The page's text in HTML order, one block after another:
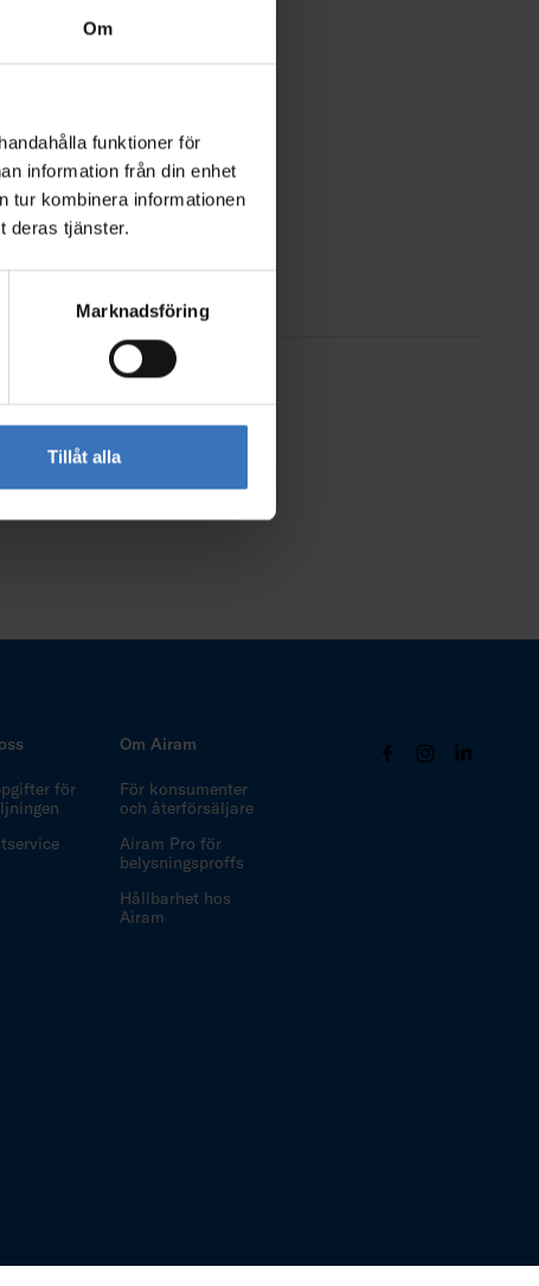
Om
funktioner för
information från din enhet
tur kombinera informationen
deras tjänster.
Marknadsföring
Tillåt alla
för
Om Airam
För konsumenter
och återförsäljare
Airam Pro för
belysningsproffs
Hållbarhet hos
Airam